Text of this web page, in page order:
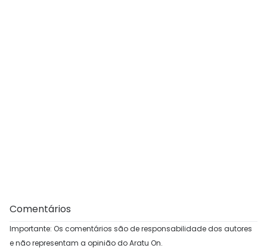
Comentários
Importante: Os comentários são de responsabilidade dos autores
e não representam a opinião do Aratu On.